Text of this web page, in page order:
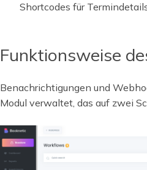
Shortcodes für
Funktionsweise
Benachrichtigungen und
Modul verwaltet, das auf zwei